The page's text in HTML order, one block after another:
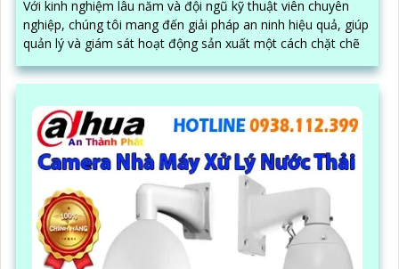
Với kinh nghiệm lâu năm và đội ngũ kỹ thuật viên chuyên
nghiệp, chúng tôi mang đến giải pháp an ninh hiệu quả, giúp
quản lý và giám sát hoạt động sản xuất một cách chặt chẽ